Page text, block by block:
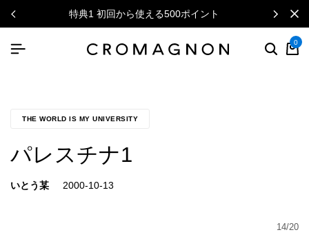
特典1 初回から使える500ポイント
0
THE WORLD IS MY UNIVERSITY
パレスチナ1
いとう某
14/20